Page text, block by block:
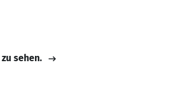
sehen.